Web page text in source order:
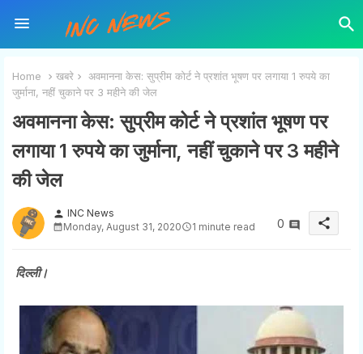
Home खबरे
अवमानना केस: सुप्रीम कोर्ट ने प्रशांत भूषण पर लगाया 1 रुपये का
जुर्माना, नहीं चुकाने पर 3 महीने की जेल
अवमानना केस: सुप्रीम कोर्ट ने प्रशांत भूषण पर
लगाया 1 रुपये का जुर्माना, नहीं चुकाने पर 3 महीने
की जेल
person INC News
Monday, August 31, 2020
1 minute read 0 share
दिल्ली।